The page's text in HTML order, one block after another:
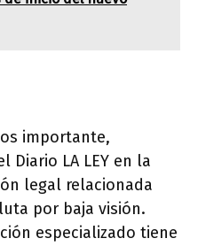
importante,
Diario LA LEY en la
legal relacionada
por baja visión.
especializado tiene